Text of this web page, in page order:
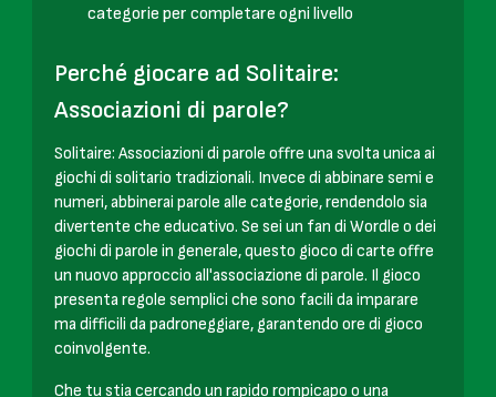
categorie per completare ogni livello
Perché giocare ad Solitaire:
Associazioni di parole?
Solitaire: Associazioni di parole offre una svolta unica ai
giochi di solitario tradizionali. Invece di abbinare semi e
numeri, abbinerai parole alle categorie, rendendolo sia
divertente che educativo. Se sei un fan di Wordle o dei
giochi di parole in generale, questo gioco di carte offre
un nuovo approccio all'associazione di parole. Il gioco
presenta regole semplici che sono facili da imparare
ma difficili da padroneggiare, garantendo ore di gioco
coinvolgente.
Che tu stia cercando un rapido rompicapo o una